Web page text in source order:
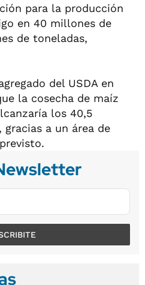
para la producción
en 40 millones de
de toneladas,
del USDA en
la cosecha de maíz
los 40,5
a un área de